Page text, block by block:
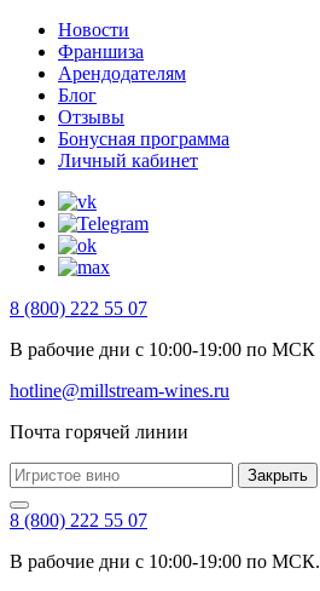
Новости
Франшиза
Арендодателям
Блог
Отзывы
Бонусная программа
Личный кабинет
8 (800) 222 55 07
В рабочие дни с 10:00-19:00 по МСК
hotline@millstream-wines.ru
Почта горячей линии
Закрыть
8 (800) 222 55 07
В рабочие дни с 10:00-19:00 по МСК.